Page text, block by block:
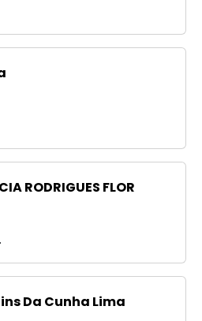
RODRIGUES FLOR
Da Cunha Lima